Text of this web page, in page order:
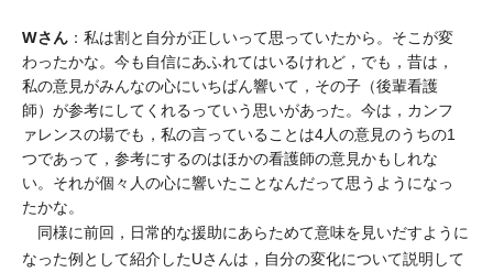
Wさん ：私は割と自分が正しいって思っていたから。そこが変
わったかな。今も自信にあふれてはいるけれど，でも，昔は，
私の意見がみんなの心にいちばん響いて，その子（後輩看護
師）が参考にしてくれるっていう思いがあった。今は，カンフ
ァレンスの場でも，私の言っていることは4人の意見のうちの1
つであって，参考にするのはほかの看護師の意見かもしれな
い。それが個々人の心に響いたことなんだって思うようになっ
たかな。
同様に前回，日常的な援助にあらためて意味を見いだすように
なった例として紹介したUさんは，自分の変化について説明して